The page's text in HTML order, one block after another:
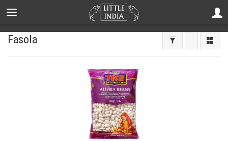
Fasola